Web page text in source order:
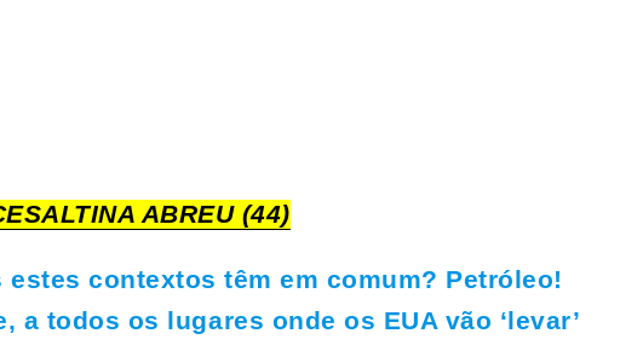
ABREU (44)
estes contextos têm em comum? Petróleo!
a todos os lugares onde os EUA vão ‘levar’